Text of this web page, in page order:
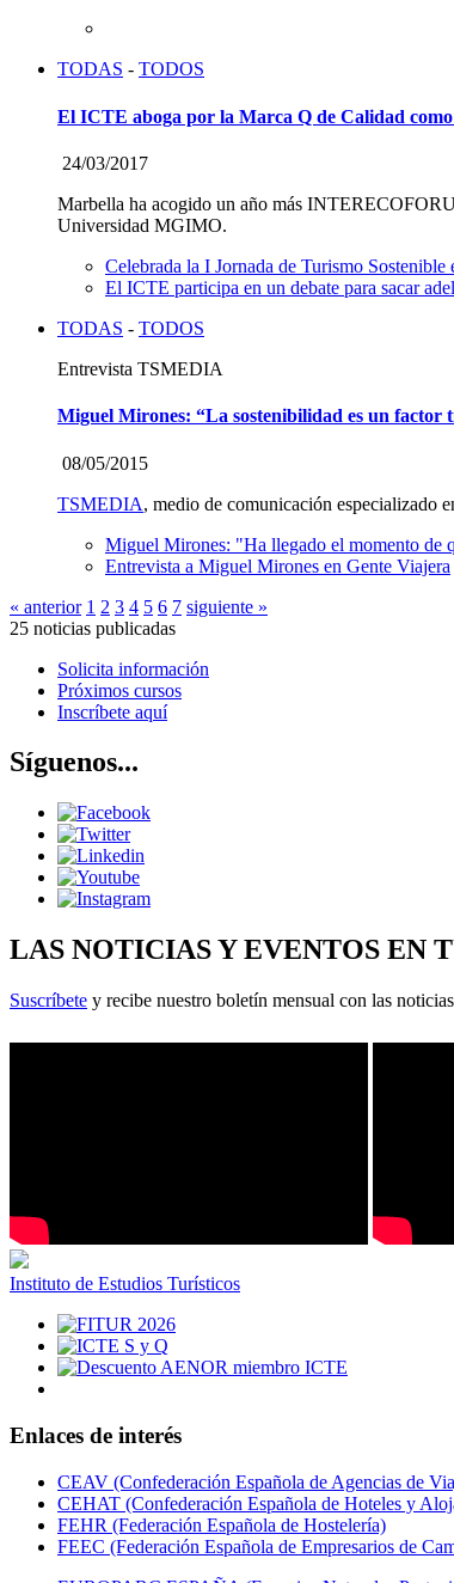
TODAS - TODOS
El ICTE aboga por la Marca Q de Calidad
24/03/2017
Marbella ha acogido un año más
Universidad MGIMO.
Celebrada la I Jornada de Turismo Sostenible
El ICTE participa en un debate para sacar
TODAS - TODOS
Entrevista TSMEDIA
Miguel Mirones: “La sostenibilidad es un factor
08/05/2015
TSMEDIA, medio de comunicación especializado
Miguel Mirones: "Ha llegado el momento
Entrevista a Miguel Mirones en Gente Viajera
« anterior 1 2 3 4 5 6 7 siguiente »
25 noticias publicadas
Solicita información
Próximos cursos
Inscríbete aquí
Síguenos...
LAS NOTICIAS Y EVENTOS EN
Suscríbete y recibe nuestro boletín mensual con las
Instituto de Estudios Turísticos
Enlaces de interés
CEAV (Confederación Española de Agencias de
CEHAT (Confederación Española de Hoteles y
FEHR (Federación Española de Hostelería)
FEEC (Federación Española de Empresarios de